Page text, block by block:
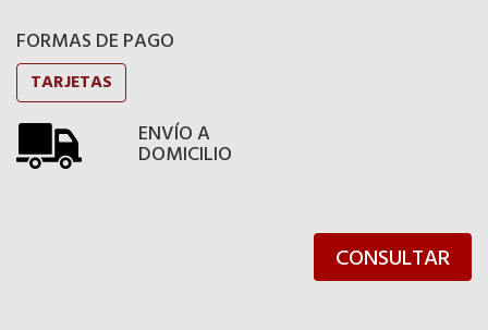
FORMAS DE PAGO
TARJETAS
ENVÍO A
DOMICILIO
CONSULTAR